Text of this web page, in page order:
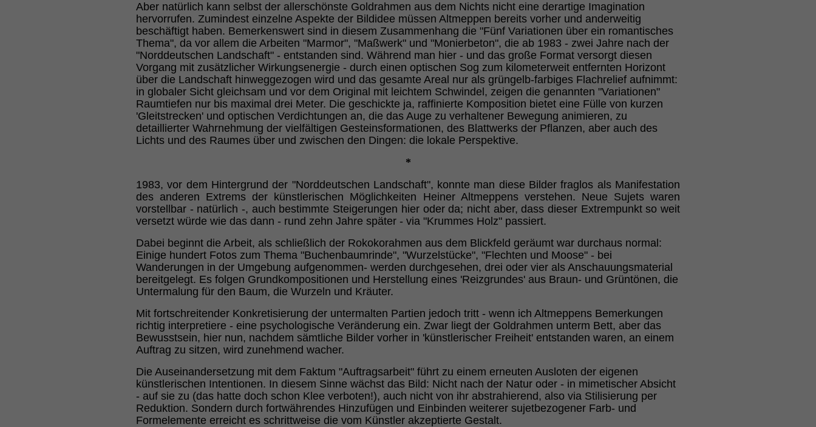
Aber natürlich kann selbst der allerschönste Goldrahmen aus dem Nichts nicht eine derartige Imagination
hervorrufen. Zumindest einzelne Aspekte der Bildidee müssen Altmeppen bereits vorher und anderweitig
beschäftigt haben. Bemerkenswert sind in die­sem Zusammenhang die "Fünf Variationen über ein romantisches
Thema", da vor allem die Arbeiten "Marmor", "Maßwerk" und "Monierbeton", die ab 1983 - zwei Jahre nach der
"Norddeutschen Landschaft" - entstanden sind. Während man hier - und das große Format versorgt diesen
Vorgang mit zusätzlicher Wirkungsenergie - durch einen optischen Sog zum kilometerweit entfernten Horizont
über die Landschaft hinweggezogen wird und das gesamte Areal nur als grüngelb-farbiges Flachrelief aufnimmt:
in globaler Sicht gleichsam und vor dem Original mit leichtem Schwindel, zeigen die genannten "Variationen"
Raumtiefen nur bis maximal drei Meter. Die geschickte ja, raffinierte Komposition bietet eine Fülle von kurzen
'Gleitstrecken' und optischen Verdichtungen an, die das Auge zu verhaltener Bewegung animieren, zu
detaillierter Wahrnehmung der vielfältigen Gesteinsformationen, des Blattwerks der Pflanzen, aber auch des
Lichts und des Raumes über und zwischen den Dingen: die lokale Perspektive.
*
1983, vor dem Hintergrund der "Norddeutschen Landschaft", konnte man diese Bilder fraglos als Manifestation
des anderen Extrems der künstlerischen Möglichkeiten Heiner Altmeppens verstehen. Neue Sujets waren
vorstellbar - natürlich -, auch bestimmte Steigerungen hier oder da; nicht aber, dass dieser Extrempunkt so weit
versetzt würde wie das dann - rund zehn Jahre später - via "Krummes Holz" passiert.
Dabei beginnt die Arbeit, als schließlich der Rokokorahmen aus dem Blickfeld geräumt war durchaus normal:
Einige hundert Fotos zum Thema "Buchenbaumrinde", "Wurzelstücke", "Flechten und Moose" - bei
Wanderungen in der Umgebung aufgenommen- werden durchgesehen, drei oder vier als Anschauungsmaterial
bereitgelegt. Es folgen Grundkompositionen und Herstellung eines 'Reizgrundes' aus Braun- und Grüntönen, die
Untermalung für den Baum, die Wurzeln und Kräuter.
Mit fortschreitender Konkretisierung der untermalten Partien jedoch tritt - wenn ich Altmeppens Bemerkungen
richtig interpretiere - eine psychologische Veränderung ein. Zwar liegt der Goldrahmen unterm Bett, aber das
Bewusstsein, hier nun, nachdem sämtliche Bilder vorher in 'künstlerischer Freiheit' entstanden waren, an einem
Auftrag zu sitzen, wird zunehmend wacher.
Die Auseinandersetzung mit dem Faktum "Auftragsarbeit" führt zu einem erneuten Ausloten der eigenen
künstlerischen Intentionen. In diesem Sinne wächst das Bild: Nicht nach der Natur oder - in mimetischer Absicht
- auf sie zu (das hatte doch schon Klee verboten!), auch nicht von ihr abstrahierend, also via Stilisierung per
Reduktion. Sondern durch fortwährendes Hinzufügen und Einbinden weiterer sujetbezogener Farb- und
Formelemente erreicht es schrittweise die vom Künstler akzeptierte Gestalt.